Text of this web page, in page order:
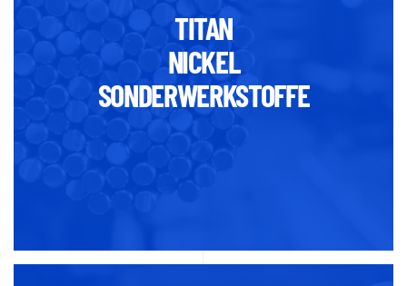
TITAN
NICKEL
SONDERWERKSTOFFE